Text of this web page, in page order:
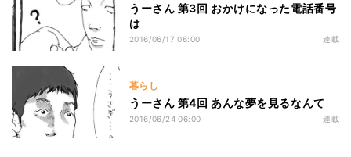
うーさん 第3回 おかけになった電話番号
は
2016/06/17 06:00 連載
暮らし
うーさん 第4回 あんな夢を見るなんて
2016/06/24 06:00 連載